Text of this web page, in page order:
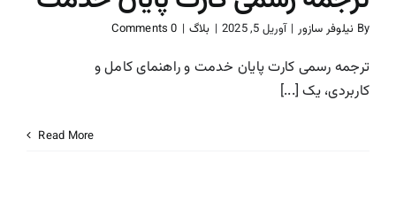
وبلاگ
By نیلوفر سازور | آوریل 5, 2025 | بلاگ |
0 Comments
ترجمه رسمی کارت پایان خدمت و راهنمای کامل و
کاربردی، یک [...]
Read More